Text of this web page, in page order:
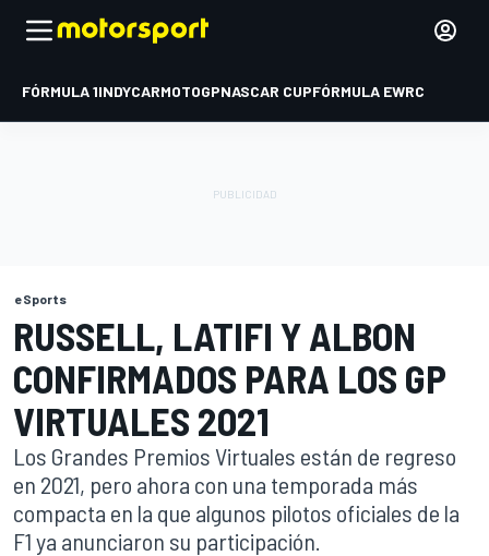
FÓRMULA 1INDYCARMOTOGPNASCAR CUPFÓRMULA EWRC
eSports
RUSSELL, LATIFI Y ALBON
CONFIRMADOS PARA LOS GP
VIRTUALES 2021
Los Grandes Premios Virtuales están de regreso
en 2021, pero ahora con una temporada más
compacta en la que algunos pilotos oficiales de la
F1 ya anunciaron su participación.